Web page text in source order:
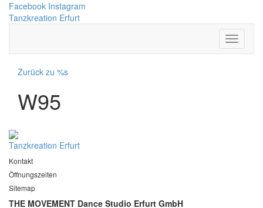
Facebook Instagram
Tanzkreation Erfurt
Zurück zu %s
W95
Tanzkreation Erfurt
Kontakt
Öffnungszeiten
Sitemap
THE MOVEMENT Dance Studio Erfurt GmbH